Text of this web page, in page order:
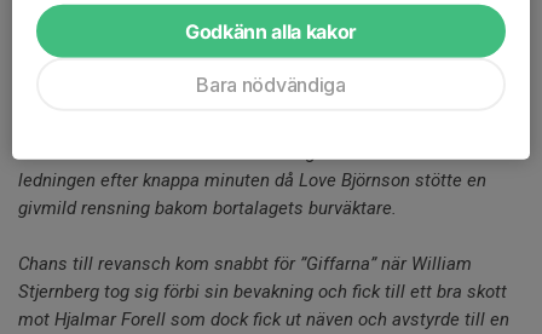
förutsättningar för att på förhand ge en dramatisk final mellan
de två bästa lagen.
Hemmalaget inledde sig vana trogen och när väl gästande
ledningen efter knappa minuten då Love Björnson stötte en
givmild rensning bakom bortalagets burväktare.
Chans till revansch kom snabbt för ”Giffarna” när William
Stjernberg tog sig förbi sin bevakning och fick till ett bra skott
mot Hjalmar Forell som dock fick ut näven och avstyrde till en
Godkänn alla kakor
Bara nödvändiga